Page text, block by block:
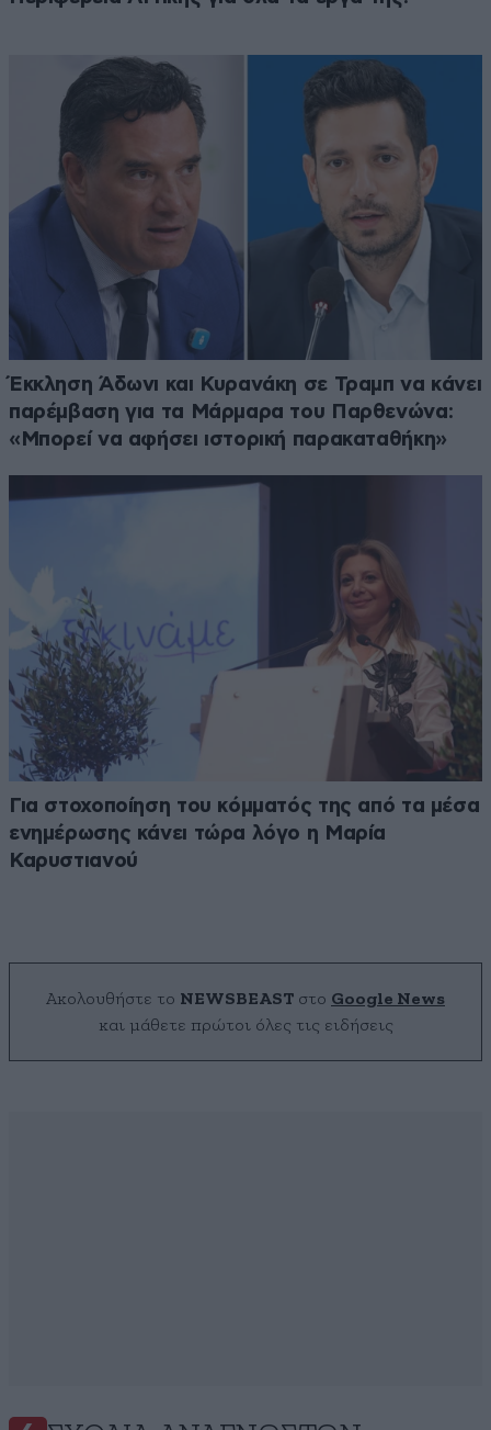
Έκκληση Άδωνι και Κυρανάκη σε Τραμπ να κάνει
παρέμβαση για τα Μάρμαρα του Παρθενώνα:
«Μπορεί να αφήσει ιστορική παρακαταθήκη»
Για στοχοποίηση του κόμματός της από τα μέσα
ενημέρωσης κάνει τώρα λόγο η Μαρία
Καρυστιανού
Ακολουθήστε το NEWSBEAST στο Google News
και μάθετε πρώτοι όλες τις ειδήσεις